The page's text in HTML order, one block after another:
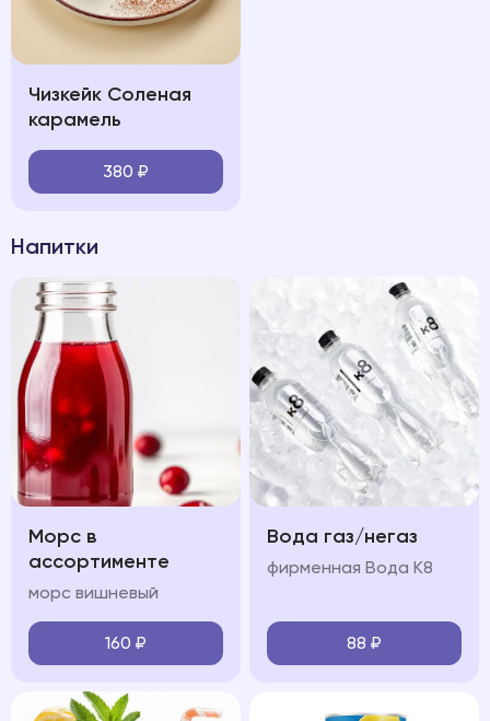
Чизкейк Соленая
карамель
380 ₽
Напитки
Морс в
ассортименте
морс вишневый
160 ₽
Вода газ/негаз
фирменная Вода К8
88 ₽